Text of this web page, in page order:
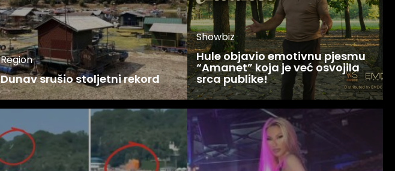
Region
Dunav srušio stoljetni rekord
Showbiz
Hule objavio emotivnu pjesmu
“Amanet” koja je već osvojila
srca publike!